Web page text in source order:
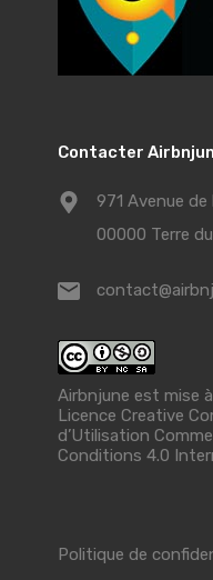
Contacter
971 Avenue de
00000 Terre
Airbnjune est mise
Licence Creative
d’Utilisation
Conditions 4.0
Politique de